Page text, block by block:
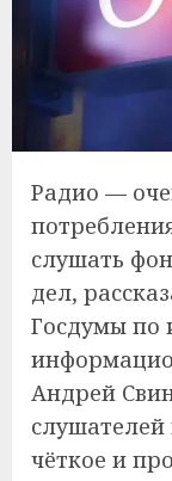
Радио —
слушать
дел,
Госдумы по
Андрей
чёткое и